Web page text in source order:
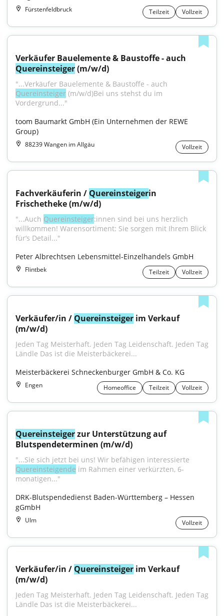
Fürstenfeldbruck Teilzeit Vollzeit
Quereinsteiger (m/w/d)
Quereinsteiger (m/w/d)Bei uns stehst du im
Vordergrund..."
toom Baumarkt GmbH (Ein Unternehmen der REWE
Group)
88239 Wangen im Allgäu Vollzeit
Fachverkäuferin / Quereinsteigerin
Frischetheke (m/w/d)
"...Auch Quereinsteiger:innen sind bei uns herzlich
willkommen! Warensortiment: Sie sorgen mit Ihrem Blick
für‘s Detail..."
Peter Albrechtsen Lebensmittel-Einzelhandels GmbH
Flintbek Teilzeit Vollzeit
Verkäufer/in / Quereinsteiger im Verkauf
(m/w/d)
Jeden Tag Meisterhaft. Jeden Tag Leidenschaft. Jeden Tag
Ländle Das ist die Meisterbäckerei...
Meisterbäckerei Schneckenburger GmbH & Co. KG
Engen Homeoffice Teilzeit Vollzeit
Quereinsteiger zur Unterstützung auf
Blutspendeterminen (m/w/d)
Quereinsteigende im Rahmen einer verkürzten, 6-
monatigen..."
DRK-Blutspendedienst Baden-Württemberg – Hessen
gGmbH
Ulm Vollzeit
Verkäufer/in / Quereinsteiger im Verkauf
(m/w/d)
Jeden Tag Meisterhaft. Jeden Tag Leidenschaft. Jeden Tag
Ländle Das ist die Meisterbäckerei...